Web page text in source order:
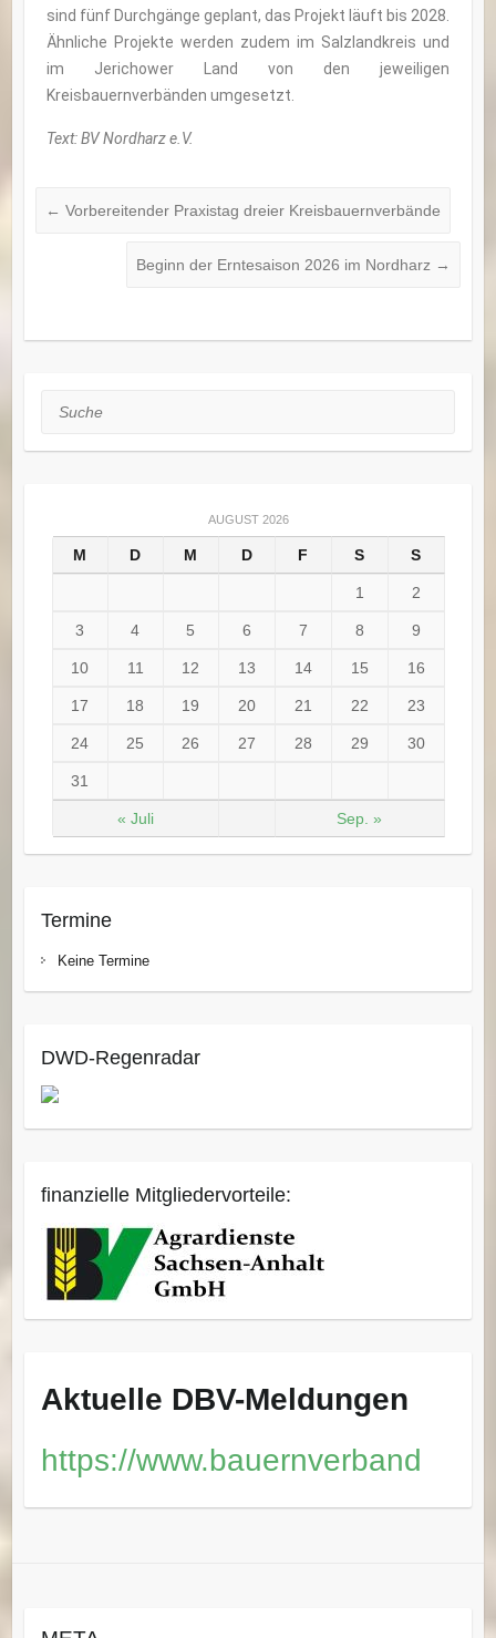
sind fünf Durchgänge geplant, das Projekt läuft bis 2028.
Ähnliche Projekte werden zudem im Salzlandkreis und
im Jerichower Land von den jeweiligen
Kreisbauernverbänden umgesetzt.
Text: BV Nordharz e.V.
← Vorbereitender Praxistag dreier Kreisbauernverbände
Beginn der Erntesaison 2026 im Nordharz →
Suche
AUGUST 2026
M D M D F S S
1 2
3 4 5 6 7 8 9
10 11 12 13 14 15 16
17 18 19 20 21 22 23
24 25 26 27 28 29 30
31
« Juli Sep. »
Termine
Keine Termine
DWD-Regenradar
finanzielle Mitgliedervorteile:
Aktuelle DBV-Meldungen
https://www.bauernverband